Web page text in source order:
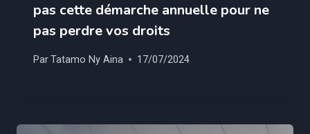
pas cette démarche annuelle pour ne
pas perdre vos droits
ParTatamo Ny Aina 17/07/2024